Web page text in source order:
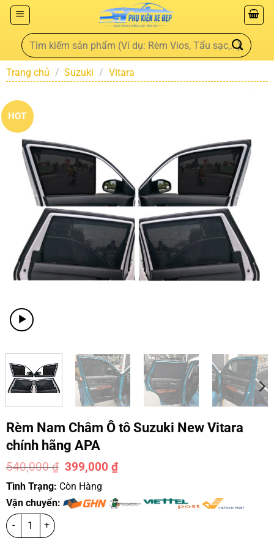
Trang chủ / Suzuki / Vitara
HOT
Rèm Nam Châm Ô tô Suzuki New Vitara
chính hãng APA
540,000₫ 399,000₫
Tình Trạng: Còn Hàng
Vận chuyển: